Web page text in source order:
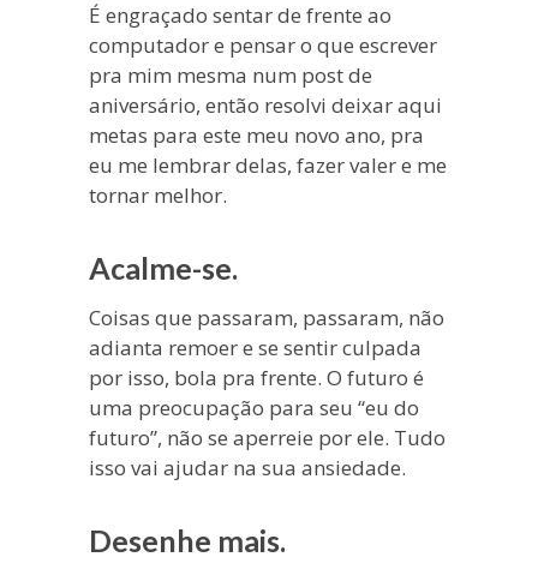
É engraçado sentar de frente ao
computador e pensar o que escrever
pra mim mesma num post de
aniversário, então resolvi deixar aqui
metas para este meu novo ano, pra
eu me lembrar delas, fazer valer e me
tornar melhor.
Acalme-se.
Coisas que passaram, passaram, não
adianta remoer e se sentir culpada
por isso, bola pra frente. O futuro é
uma preocupação para seu “eu do
futuro”, não se aperreie por ele. Tudo
isso vai ajudar na sua ansiedade.
Desenhe mais.